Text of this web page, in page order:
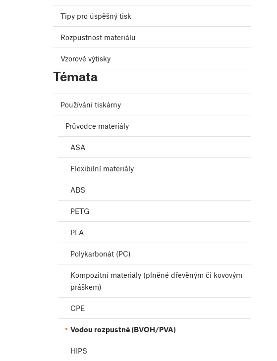
Tipy pro úspěšný tisk
Rozpustnost materiálu
Vzorové výtisky
Témata
Používání tiskárny
Průvodce materiály
ASA
Flexibilní materiály
ABS
PETG
PLA
Polykarbonát (PC)
Kompozitní materiály (plněné dřevěným či kovovým
práškem)
CPE
Vodou rozpustné (BVOH/PVA)
HIPS